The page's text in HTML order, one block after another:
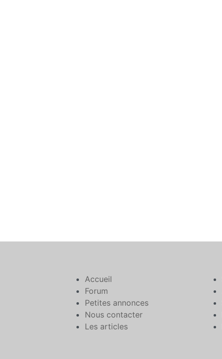
Accueil
Forum
Petites annonces
Nous contacter
Les articles